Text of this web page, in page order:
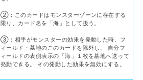
②：このカードはモンスターゾーンに存在する
限り、カード名を「海」として扱う。
③：相手がモンスターの効果を発動した時、フ
ィールド・墓地のこのカードを除外し、 自分フ
ィールドの表側表示の「海」１枚を墓地へ送って
発動できる。 その発動した効果を無効にする。